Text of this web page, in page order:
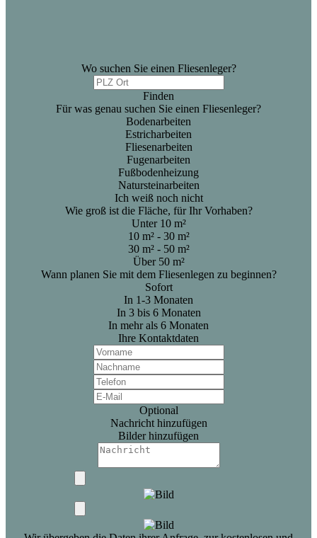
Wo suchen Sie einen Fliesenleger?
Finden
Für was genau suchen Sie einen Fliesenleger?
Bodenarbeiten
Estricharbeiten
Fliesenarbeiten
Fugenarbeiten
Fußbodenheizung
Natursteinarbeiten
Ich weiß noch nicht
Wie groß ist die Fläche, für Ihr Vorhaben?
Unter 10 m²
10 m² - 30 m²
30 m² - 50 m²
Über 50 m²
Wann planen Sie mit dem Fliesenlegen zu beginnen?
Sofort
In 1-3 Monaten
In 3 bis 6 Monaten
In mehr als 6 Monaten
Ihre Kontaktdaten
Optional
Nachricht hinzufügen
Bilder hinzufügen